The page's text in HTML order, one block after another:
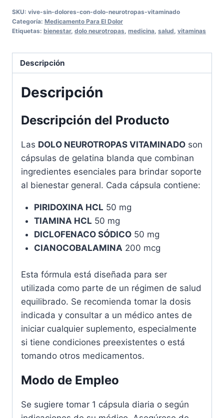
Cápsulas
de
|
Cápsulas
SKU: vive-sin-dolores-con-dolo-neurotropas-vitaminado
Categoría: Medicamento Para El Dolor
Etiquetas: bienestar, dolo neurotropas medicina salud vitaminas
Descripción
Descripción
Descripción del Producto
Las DOLO NEUROTROPAS VITAMINADO son
cápsulas de gelatina blanda que combinan
ingredientes esenciales para brindar soporte
al bienestar general. Cada cápsula contiene:
PIRIDOXINA HCL 50 mg
TIAMINA HCL 50 mg
DICLOFENACO SÓDICO50 mg
CIANOCOBALAMINA200 mcg
Esta fórmula está diseñada para ser
utilizada como parte de un régimen de salud
equilibrado. Se recomienda tomar la dosis
indicada y consultar a un médico antes de
iniciar cualquier suplemento, especialmente
si tiene condiciones preexistentes o está
tomando otros medicamentos.
Modo de Empleo
Se sugiere tomar 1 cápsula diaria o según